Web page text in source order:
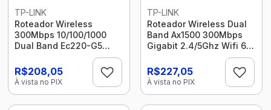
TP-LINK
Roteador Wireless
300Mbps 10/100/1000
Dual Band Ec220-G5
Ac1200 4 Antenas Tp-
Link
R$208,05
À vista no PIX
TP-LINK
Roteador Wireless Dual
Band Ax1500 300Mbps
Gigabit 2.4/5Ghz Wifi 6
(4 Antenas) Ex141 Tp-
Link
R$227,05
À vista no PIX